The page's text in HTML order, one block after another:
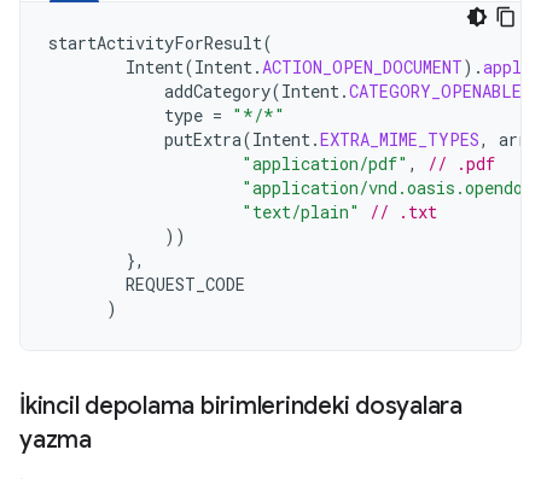
startActivityForResult(
Intent(Intent.ACTION_OPEN_DOCUMENT).apply
addCategory(Intent.CATEGORY_OPENABLE
type = "*/*"
putExtra(Intent.EXTRA_MIME_TYPES,
"application/pdf" ,
// .pdf
"application/
"text/plain"
// .txt
))
},
REQUEST_CODE
)
İkincil depolama birimlerindeki dosyalara
yazma